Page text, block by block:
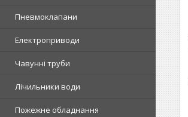
Пневмоклапани
Електроприводи
Чавунні труби
Лічильники води
Пожежне обладнання